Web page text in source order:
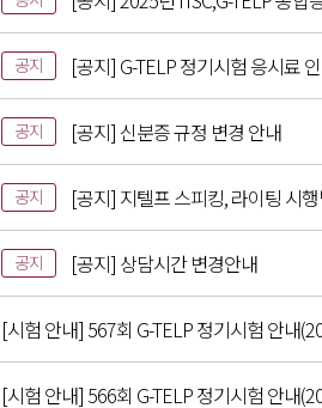
공지 [공지] G-TELP 정기시험 응시료
공지 [공지] 신분증 규정 변경 안내
공지 [공지] 지텔프 스피킹, 라이팅 시
공지 [공지] 상담시간 변경안내
[시험 안내] 567회 G-TELP 정기시험 안내
[시험 안내] 566회 G-TELP 정기시험 안내